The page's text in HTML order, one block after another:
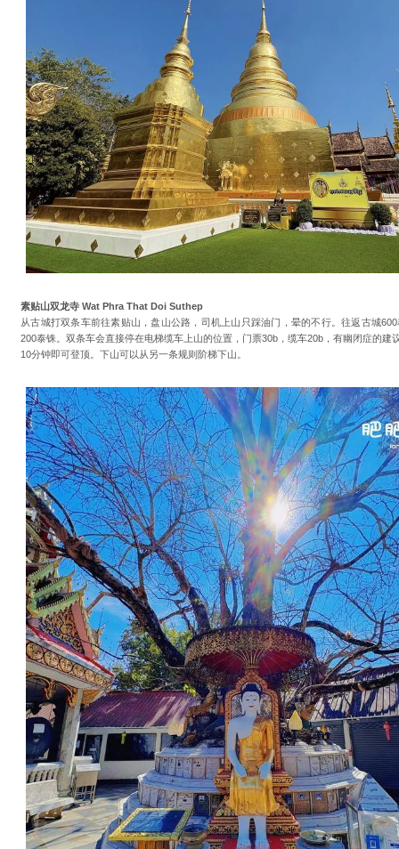
素贴山双龙寺 Wat Phra That Doi Suthep
从古城打双条车前往素贴山，盘山公路，司机上山只踩油门，晕的不行。往返古城
200泰铢。双条车会直接停在电梯缆车上山的位置，门票30b，缆车20b，有幽闭症的建
10分钟即可登顶。下山可以从另一条规则阶梯下山。